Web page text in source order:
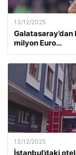
13/12/2025
milyon Euro…
13/12/2025
İstanbul’daki